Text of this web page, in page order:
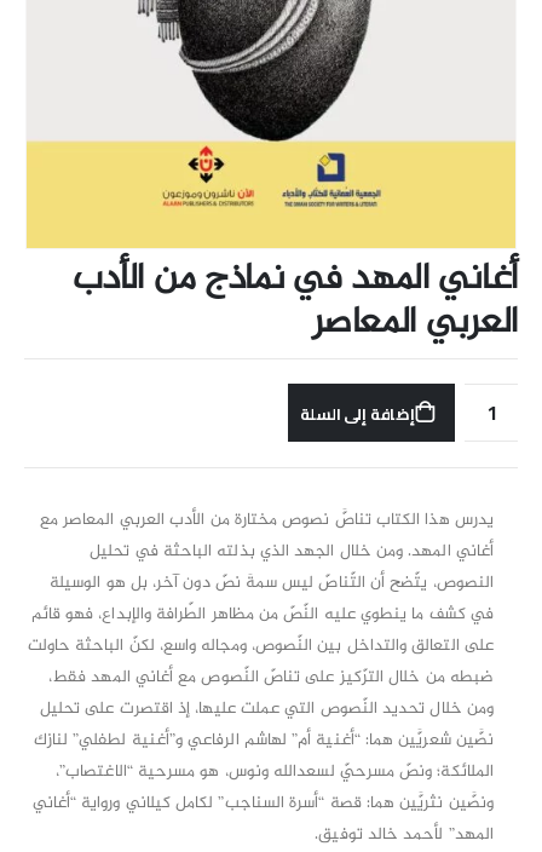
أغاني المهد في نماذج من الأدب
العربي المعاصر
إضافة إلى السلة
يدرس هذا الكتاب تناصَّ نصوص مختارة من الأدب العربي المعاصر مع
أغاني المهد. ومن خلال الجهد الذي بذلته الباحثة في تحليل
النصوص، يتّضح أن التّناصّ ليس سمةَ نصّ دون آخر، بل هو الوسيلة
في كشف ما ينطوي عليه النّصّ من مظاهر الطّرافة والإبداع، فهو قائم
على التعالق والتداخل بين النّصوص، ومجاله واسع، لكنّ الباحثة حاولت
ضبطه من خلال الترّكيز على تناصّ النّصوص مع أغاني المهد فقط،
ومن خلال تحديد النّصوص التي عملت عليها، إذ اقتصرت على تحليل
نصَّين شعريَّين هما: “أغنية أم” لهاشم الرفاعي و”أغنية لطفلي” لنازك
الملائكة؛ ونصّ مسرحيّ لسعدالله ونوس، هو مسرحية “الاغتصاب”،
ونصَّين نثريَّين هما: قصة “أسرة السناجب” لكامل كيلاني ورواية “أغاني
المهد” لأحمد خالد توفيق.